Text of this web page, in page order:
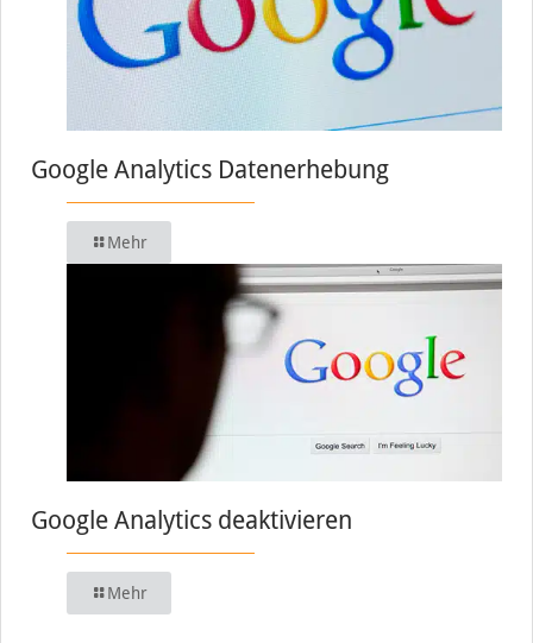
Google Analytics Datenerhebung
Mehr
Google Analytics deaktivieren
Mehr